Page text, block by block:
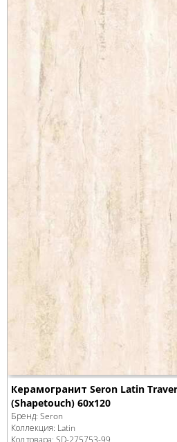
Керамогранит Seron Latin
(Shapetouch) 60x120
Бренд: Seron
Коллекция: Latin
Код товара: SD-275753-99